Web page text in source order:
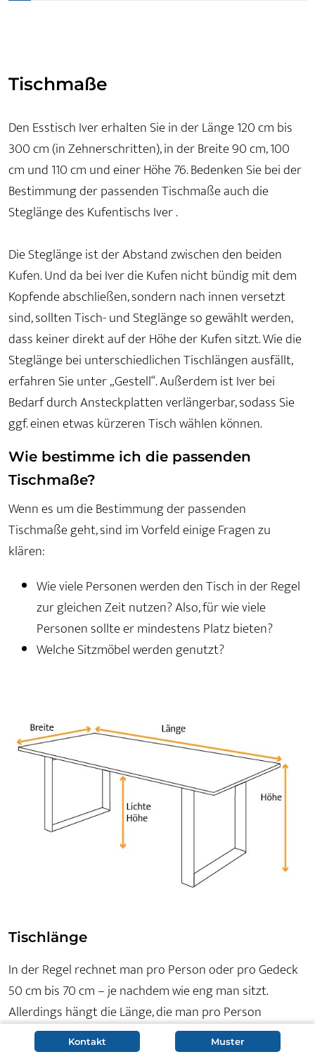
Tischmaße
Den Esstisch Iver erhalten Sie in der Länge 120 cm bis
300 cm (in Zehnerschritten), in der Breite 90 cm, 100
cm und 110 cm und einer Höhe 76. Bedenken Sie bei der
Bestimmung der passenden Tischmaße auch die
Steglänge des Kufentischs Iver .
Die Steglänge ist der Abstand zwischen den beiden
Kufen. Und da bei Iver die Kufen nicht bündig mit dem
Kopfende abschließen, sondern nach innen versetzt
sind, sollten Tisch- und Steglänge so gewählt werden,
dass keiner direkt auf der Höhe der Kufen sitzt. Wie die
Steglänge bei unterschiedlichen Tischlängen ausfällt,
erfahren Sie unter „Gestell“. Außerdem ist Iver bei
Bedarf durch Ansteckplatten verlängerbar, sodass Sie
ggf. einen etwas kürzeren Tisch wählen können.
Wie bestimme ich die passenden
Tischmaße?
Wenn es um die Bestimmung der passenden
Tischmaße geht, sind im Vorfeld einige Fragen zu
klären:
Wie viele Personen werden den Tisch in der Regel
zur gleichen Zeit nutzen? Also, für wie viele
Personen sollte er mindestens Platz bieten?
Welche Sitzmöbel werden genutzt?
Tischlänge
In der Regel rechnet man pro Person oder pro Gedeck
50 cm bis 70 cm – je nachdem wie eng man sitzt.
Allerdings hängt die Länge, die man pro Person
berücksichtigen sollte, auch von den Sitzmöbeln ab, die
zum Einsatz kommen. Ein gepolsterter Sesselstuhl mit
Kontakt Muster